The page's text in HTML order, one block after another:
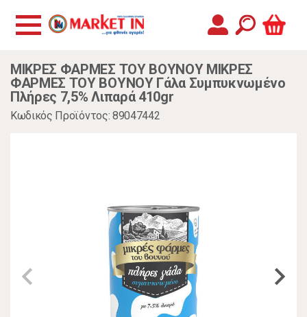
ΜΙΚΡΕΣ ΦΑΡΜΕΣ ΤΟΥ ΒΟΥΝΟΥ ΜΙΚΡΕΣ
ΦΑΡΜΕΣ ΤΟΥ ΒΟΥΝΟΥ Γάλα Συμπυκνωμένο
Πλήρες 7,5% Λιπαρά 410gr
Κωδικός Προϊόντος: 89047442